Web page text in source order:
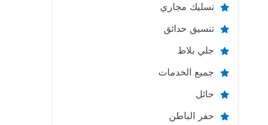
تسليك مجاري
تنسيق حدائق
جلي بلاط
جميع الخدمات
حائل
حفر الباطن